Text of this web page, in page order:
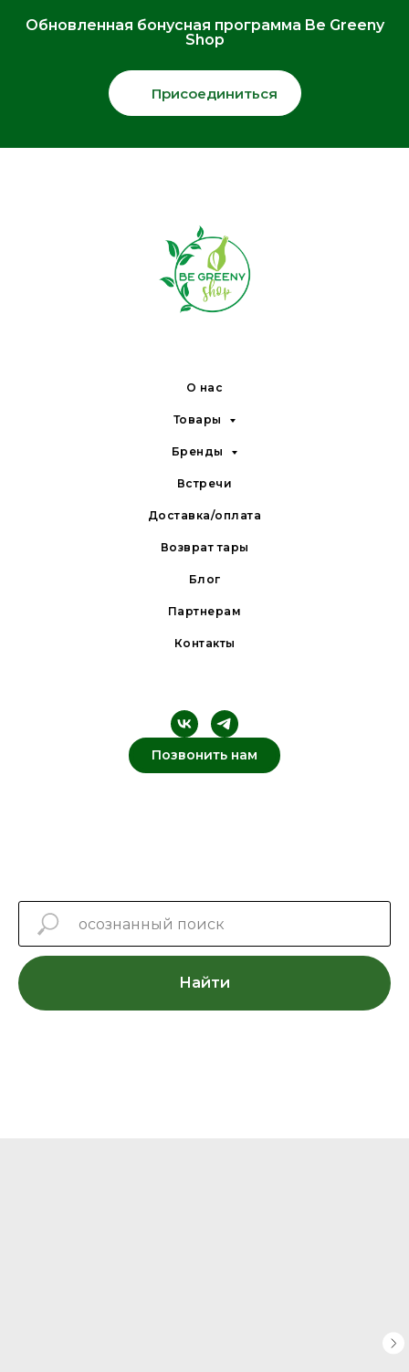
Обновленная бонусная программа Be Greeny
Shop
Присоединиться
О нас
Товары
Бренды
Встречи
Доставка/оплата
Возврат тары
Блог
Партнерам
Контакты
Позвонить нам
Найти